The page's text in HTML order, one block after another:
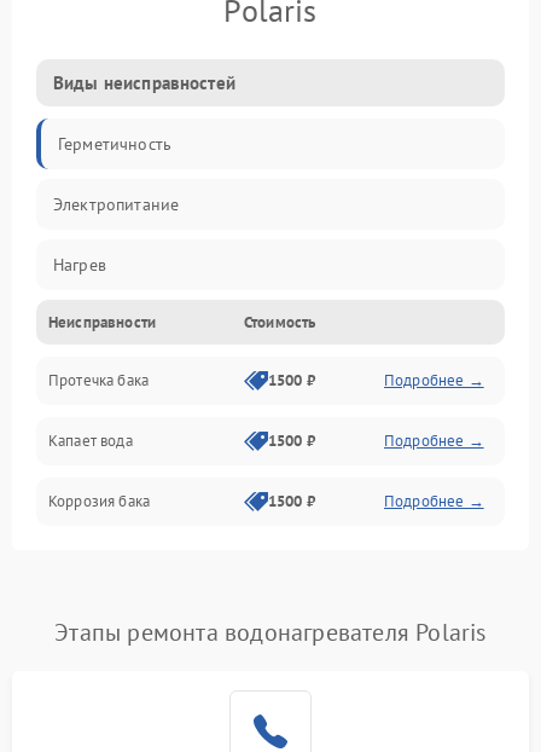
Polaris
Виды неисправностей
Герметичность
Электропитание
Нагрев
Датчики
Механика
Неисправности Стоимость
Протечка бака 1500 ₽ Подробнее →
Капает вода 1500 ₽ Подробнее →
Коррозия бака 1500 ₽ Подробнее →
Этапы ремонта водонагревателя Polaris